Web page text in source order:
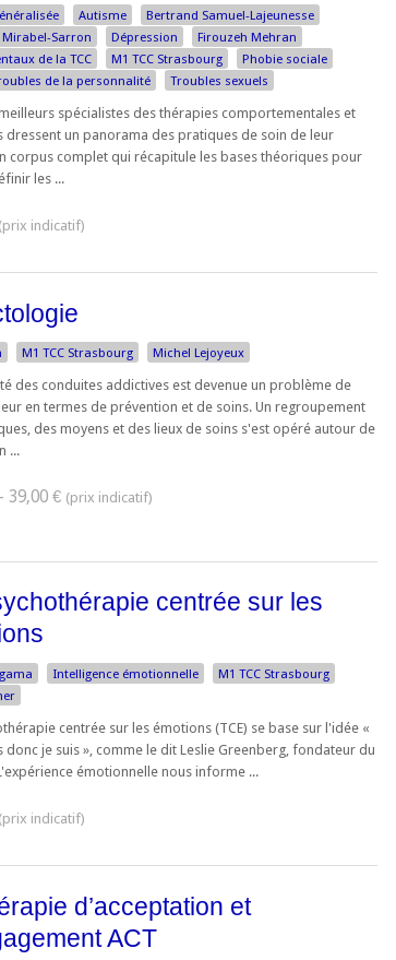
Autisme
Bertrand Samuel-Lajeunesse
Sarron
Dépression
Firouzeh Mehran
de la TCC
M1 TCC Strasbourg
Phobie sociale
de la personnalité Troubles sexuels
spécialistes des thérapies comportementales et
dressent un panorama des pratiques de soin de leur
corpus complet qui récapitule les bases théoriques pour
les ...
M1 TCC Strasbourg Michel Lejoyeux
des conduites addictives est devenue un problème de
en termes de prévention et de soins. Un regroupement
des moyens et des lieux de soins s'est opéré autour de
...
39,00 €
centrée sur les
Intelligence émotionnelle
M1 TCC Strasbourg
centrée sur les émotions (TCE) se base sur l'idée «
donc je suis », comme le dit Leslie Greenberg, fondateur du
émotionnelle nous informe ...
d’acceptation et
ACT